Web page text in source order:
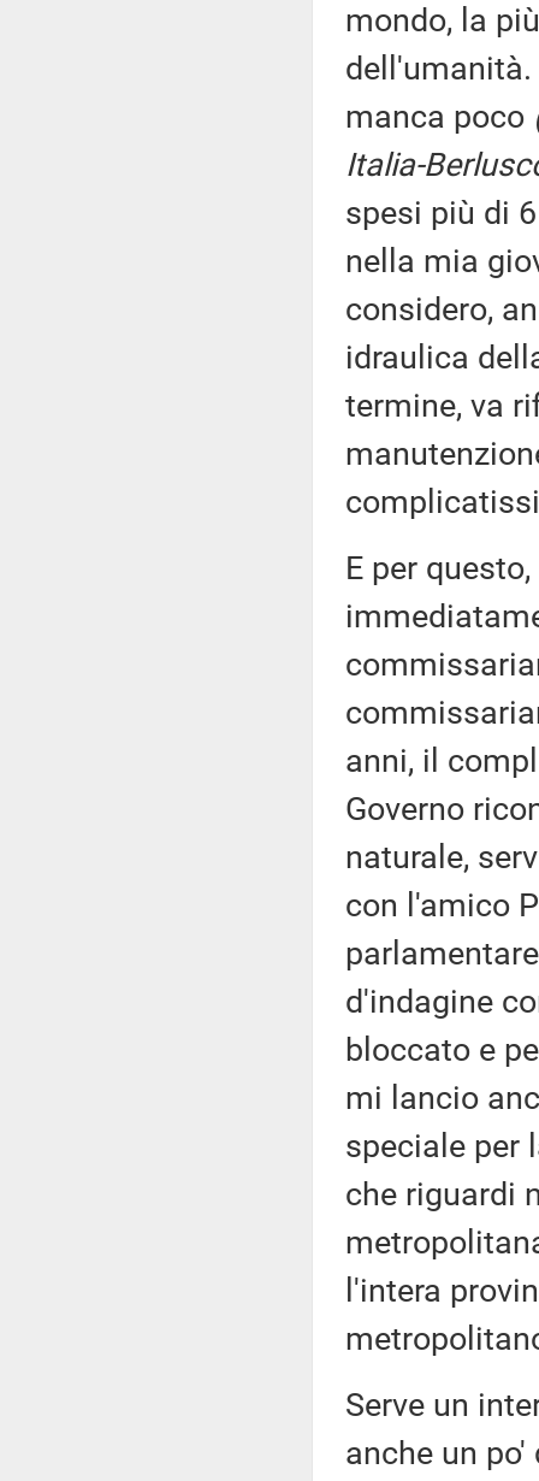
mondo, la
dell'umanità.
manca poco
Italia-
spesi più di
nella mia
considero,
idraulica
termine, va
E per
anni, il
Governo
naturale,
con l'amico
d'indagine
bloccato e
mi lancio
speciale per
che riguardi
l'intera
Serve un
anche un